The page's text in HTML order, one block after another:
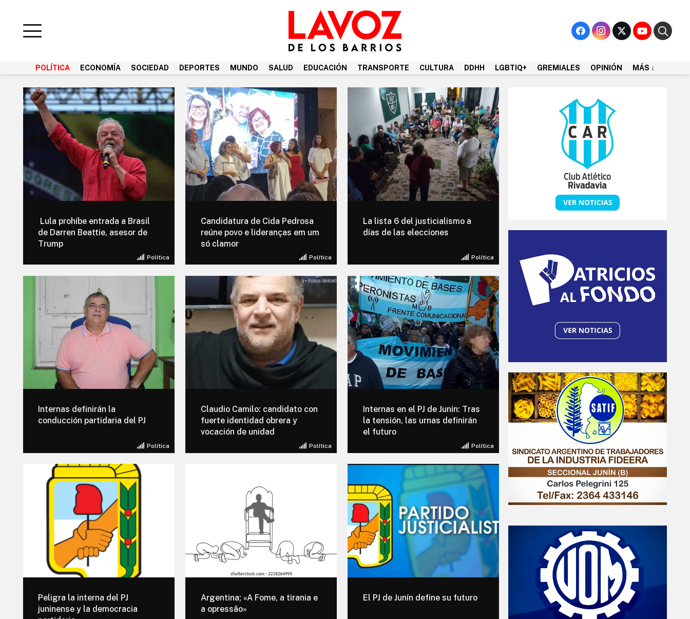
POLÍTICA ECONOMÍA SOCIEDAD DEPORTES MUNDO SALUD EDUCACIÓN TRANSPORTE CULTURA DDHH LGBTIQ+ GREMIALES OPINIÓN MÁS ↓
Política
Lula prohíbe entrada a Brasil
de Darren Beattie, asesor de
Trump
Política
Candidatura de Cida Pedrosa
reúne povo e lideranças em um
só clamor
Política
La lista 6 del justicialismo a
días de las elecciones
Política
Internas definirán la
conducción partidaria del PJ
Política
Claudio Camilo: candidato con
fuerte identidad obrera y
vocación de unidad
Política
Internas en el PJ de Junín: Tras
la tensión, las urnas definirán
el futuro
Peligra la interna del PJ
juninense y la democracia
Argentina; «A Fome, a tirania e
a opressão»
El PJ de Junín define su futuro